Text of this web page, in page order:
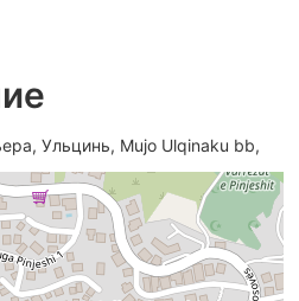
Ульцинь, Mujo Ulqinaku bb,